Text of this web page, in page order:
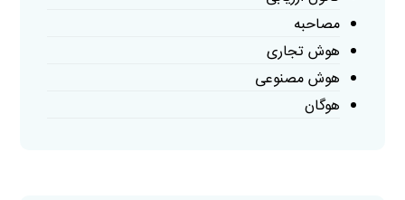
مصاحبه
هوش تجاری
هوش مصنوعی
هوگان